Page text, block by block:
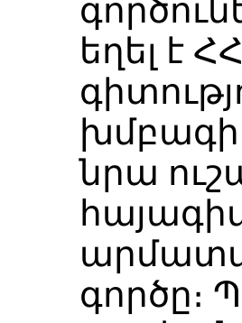
եղել է
նրա
գործը։